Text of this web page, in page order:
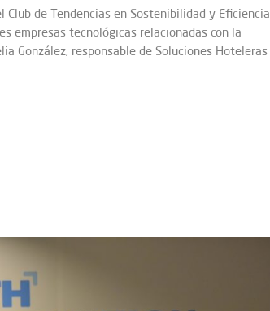
de Tendencias en Sostenibilidad y Eficiencia
empresas tecnológicas relacionadas con la
González, responsable de Soluciones Hoteleras